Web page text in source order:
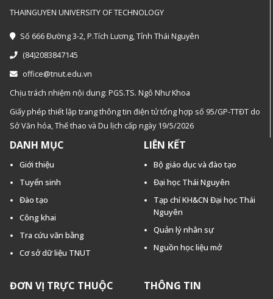
THAINGUYEN UNIVERSITY OF TECHNOLOGY
Số 666 Đường 3-2, P.Tích Lương, Tỉnh Thái Nguyên
(84)2083847145
office@tnut.edu.vn
Chịu trách nhiệm nội dung: PGS.TS. Ngô Như Khoa
Giấy phép thiết lập trang thông tin điện tử tổng hợp số 95/GP-TTĐT do
Sở Văn hóa, Thế thao và Du lịch cấp ngày 19/5/2026
DANH MỤC
Giới thiệu
Tuyển sinh
Đào tạo
Công khai
Tra cứu văn bằng
Cơ sở dữ liệu TNUT
LIÊN KẾT
Bộ giáo dục và đào tạo
Đại học Thái Nguyên
Tạp chí KH&CN Đại học Thái
Nguyên
Quản lý nhân sự
Nguồn học liệu mở
ĐƠN VỊ TRỰC THUỘC THÔNG TIN